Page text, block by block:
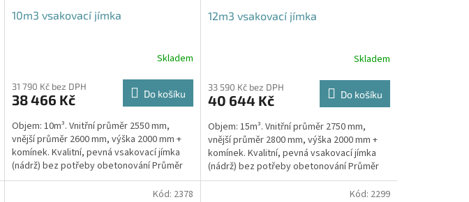
10m3 vsakovací jímka
produktu
je
z
5
hvězdiček.
Skladem
31 790 Kč bez DPH
38 466 Kč Do košíku
Objem: 10m³. Vnitřní průměr 2550 mm,
vnější průměr 2600 mm, výška 2000 mm +
komínek. Kvalitní, pevná vsakovací jímka
(nádrž) bez potřeby obetonování Průměr
přítoku a odtoku +...
12m3 vsakovací jímka
produktu
je
z
5
hvězdiček.
Skladem
33 590 Kč bez DPH
40 644 Kč Do košíku
Objem: 15m³. Vnitřní průměr 2750 mm,
vnější průměr 2800 mm, výška 2000 mm +
komínek. Kvalitní, pevná vsakovací jímka
(nádrž) bez potřeby obetonování Průměr
přítoku a odtoku +...
Kód: 2378 Kód: 2299